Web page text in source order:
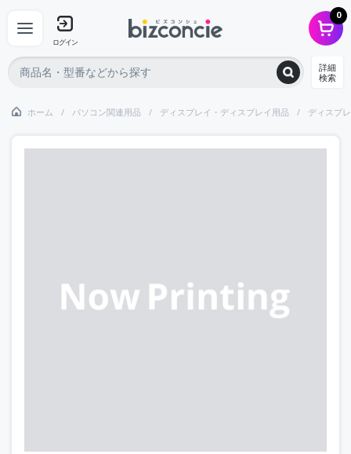
ログイン
0
詳細
検索
ホーム パソコン関連用品 ディスプレイ・ディスプレイ用品 ディスプ